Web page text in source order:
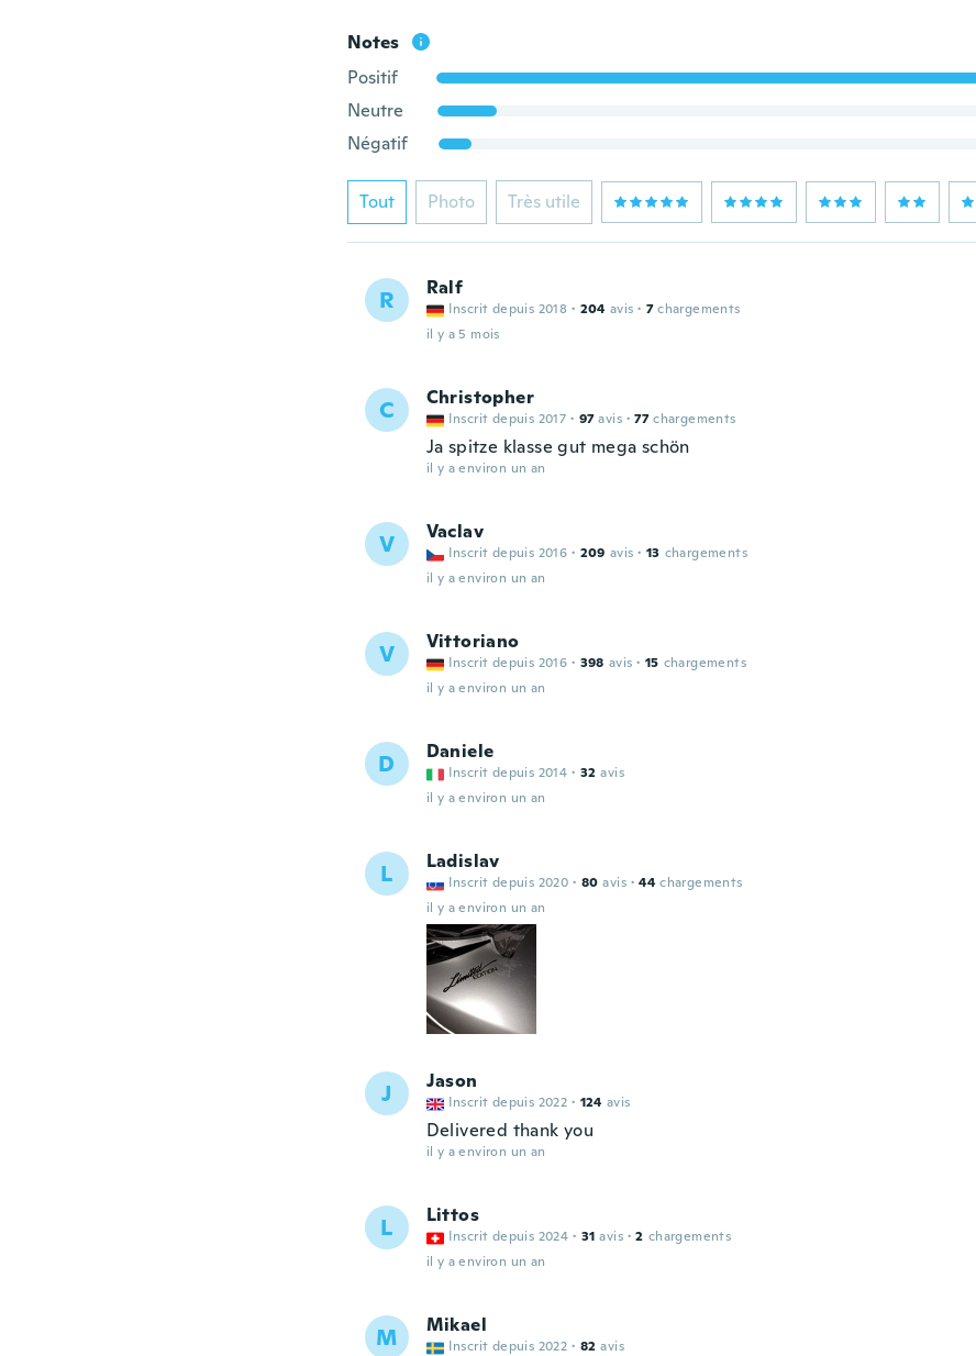
Notes
Positif
Neutre
Négatif
Tout Photo Très utile
R Ralf
Inscrit depuis 2018 · 204 avis · 7 chargements
il y a 5 mois
C Christopher
Inscrit depuis 2017 · 97 avis · 77 chargements
Ja spitze klasse gut mega schön
il y a environ un an
V Vaclav
Inscrit depuis 2016 · 209 avis · 13 chargements
il y a environ un an
V Vittoriano
Inscrit depuis 2016 · 398 avis · 15 chargements
il y a environ un an
D Daniele
Inscrit depuis 2014 · 32 avis
il y a environ un an
L Ladislav
Inscrit depuis 2020 · 80 avis · 44 chargements
il y a environ un an
J Jason
Inscrit depuis 2022 · 124 avis
Delivered thank you
il y a environ un an
L Littos
Inscrit depuis 2024 · 31 avis · 2 chargements
il y a environ un an
M Mikael
Inscrit depuis 2022 · 82 avis